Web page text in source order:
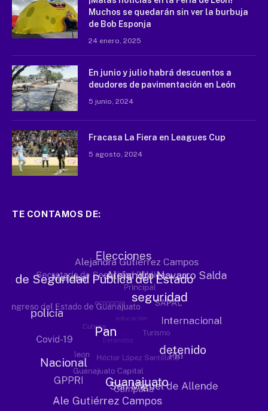
Muchos se quedarán sin ver la burbuja
de Bob Esponja
24 enero, 2025
En junio y julio habrá descuentos a
deudores de pavimentación en León
5 junio, 2024
Fracasa La Fiera en Leagues Cup
5 agosto, 2024
TE CONTAMOS DE: